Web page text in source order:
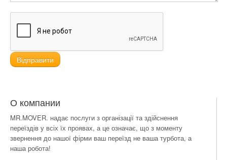
О компании
MR.MOVER. надає послуги з організації та здійснення
переїздів у всіх їх проявах, а це означає, що з моменту
звернення до нашої фірми ваш переїзд не ваша турбота, а
наша робота!